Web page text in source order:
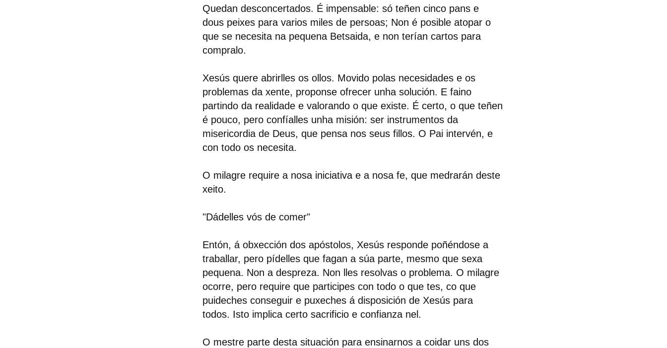
Quedan desconcertados. É impensable: só teñen cinco pans e
dous peixes para varios miles de persoas; Non é posible atopar o
que se necesita na pequena Betsaida, e non terían cartos para
compralo.
Xesús quere abrirlles os ollos. Movido polas necesidades e os
problemas da xente, proponse ofrecer unha solución. E faino
partindo da realidade e valorando o que existe. É certo, o que teñen
é pouco, pero confíalles unha misión: ser instrumentos da
misericordia de Deus, que pensa nos seus fillos. O Pai intervén, e
con todo os necesita.
O milagre require a nosa iniciativa e a nosa fe, que medrarán deste
xeito.
"Dádelles vós de comer"
Entón, á obxección dos apóstolos, Xesús responde poñéndose a
traballar, pero pídelles que fagan a súa parte, mesmo que sexa
pequena. Non a despreza. Non lles resolvas o problema. O milagre
ocorre, pero require que participes con todo o que tes, co que
puideches conseguir e puxeches á disposición de Xesús para
todos. Isto implica certo sacrificio e confianza nel.
O mestre parte desta situación para ensinarnos a coidar uns dos